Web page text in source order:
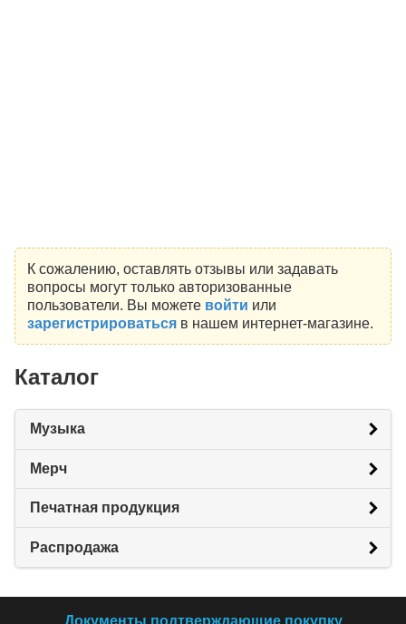
К сожалению, оставлять отзывы или задавать
вопросы могут только авторизованные
пользователи. Вы можете войти или
зарегистрироватьсяв нашем интернет-магазине.
Каталог
Музыка
Мерч
Печатная продукция
Распродажа
Документы подтверждающие покупку